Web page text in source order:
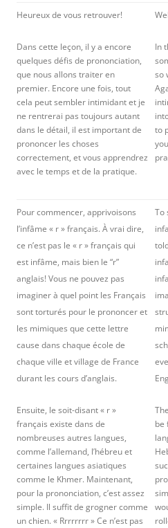
Heureux de vous retrouver!
Dans cette leçon, il y a encore
quelques défis de prononciation,
que nous allons traiter en
premier. Encore une fois, tout
cela peut sembler intimidant et je
ne rentrerai pas toujours autant
dans le détail, il est important de
prononcer les choses
correctement, et vous apprendrez
avec le temps et de la pratique.
In
so
to
Pour commencer, apprivoisons
l’infâme « r » français. À vrai dire,
ce n’est pas le « r » français qui
est infâme, mais bien le “r”
anglais! Vous ne pouvez pas
imaginer à quel point les Français
sont torturés pour le prononcer et
les mimiques que cette lettre
cause dans chaque école de
chaque ville et village de France
durant les cours d’anglais.
Ensuite, le soit-disant « r »
français existe dans de
nombreuses autres langues,
comme l’allemand, l’hébreu et
certaines langues asiatiques
comme le Khmer. Maintenant,
pour la prononciation, c’est assez
simple. Il suffit de grogner comme
un chien. « Rrrrrrrr » Ce n’est pas
To
be